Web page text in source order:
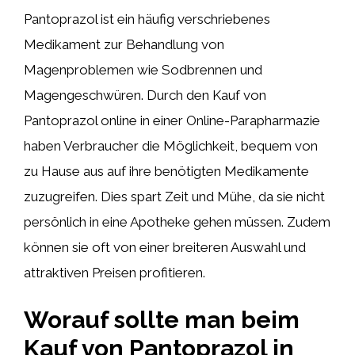
Pantoprazol ist ein häufig verschriebenes
Medikament zur Behandlung von
Magenproblemen wie Sodbrennen und
Magengeschwüren. Durch den Kauf von
Pantoprazol online in einer Online-Parapharmazie
haben Verbraucher die Möglichkeit, bequem von
zu Hause aus auf ihre benötigten Medikamente
zuzugreifen. Dies spart Zeit und Mühe, da sie nicht
persönlich in eine Apotheke gehen müssen. Zudem
können sie oft von einer breiteren Auswahl und
attraktiven Preisen profitieren.
Worauf sollte man beim
Kauf von Pantoprazol in